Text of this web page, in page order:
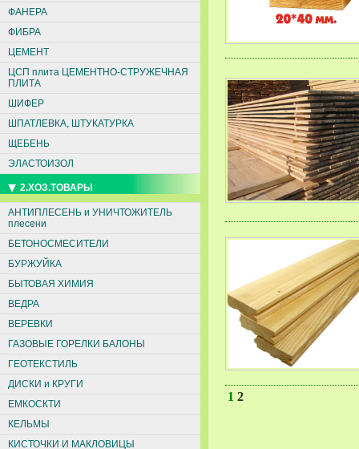
ФАНЕРА
ФИБРА
ЦЕМЕНТ
ЦСП плита ЦЕМЕНТНО-СТРУЖЕЧНАЯ
ПЛИТА
ШИФЕР
ШПАТЛЕВКА, ШТУКАТУРКА
ЩЕБЕНЬ
ЭЛАСТОИЗОЛ
2.ХОЗ.ТОВАРЫ
АНТИПЛЕСЕНЬ и УНИЧТОЖИТЕЛЬ
плесени
БЕТОНОСМЕСИТЕЛИ
БУРЖУЙКА
БЫТОВАЯ ХИМИЯ
ВЕДРА
ВЕРЕВКИ
ГАЗОВЫЕ ГОРЕЛКИ БАЛОНЫ
ГЕОТЕКСТИЛЬ
ДИСКИ и КРУГИ
ЕМКОСКТИ
КЕЛЬМЫ
КИСТОЧКИ И МАКЛОВИЦЫ
1 2